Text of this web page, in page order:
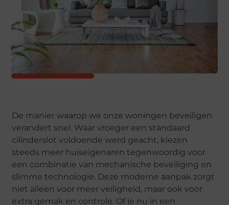
De manier waarop we onze woningen beveiligen
verandert snel. Waar vroeger een standaard
cilinderslot voldoende werd geacht, kiezen
steeds meer huiseigenaren tegenwoordig voor
een combinatie van mechanische beveiliging en
slimme technologie. Deze moderne aanpak zorgt
niet alleen voor meer veiligheid, maar ook voor
extra gemak en controle. Of je nu in een